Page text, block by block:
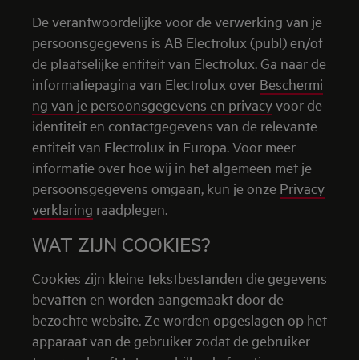
De verantwoordelijke voor de verwerking van je
persoonsgegevens is AB Electrolux (publ) en/of
de plaatselijke entiteit van Electrolux.Ga naar de
informatiepagina van Electrolux over Beschermi
ng van je persoonsgegevens en privacyvoor de
identiteit en contactgegevens van de relevante
entiteit van Electrolux in Europa. Voor meer
informatie over hoe wij in het algemeen met je
persoonsgegevens omgaan, kun je onze Privacy
verklaring raadplegen.
WAT ZIJN COOKIES?
Cookies zijn kleine tekstbestanden die gegevens
bevatten en worden aangemaakt door de
bezochte website. Ze worden opgeslagen op het
apparaat van de gebruiker zodat de gebruiker